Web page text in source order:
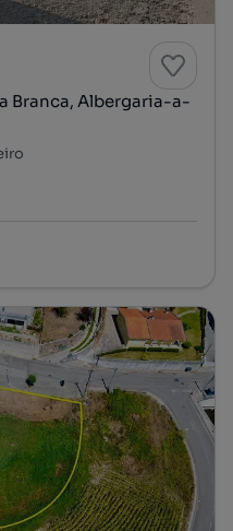
Branca, Albergaria-a-